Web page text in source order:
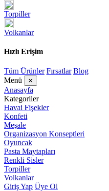
Torpiller
Volkanlar
Hızlı Erişim
Tüm Ürünler Fırsatlar Blog
Menü
✕
Anasayfa
Kategoriler
Havai Fişekler
Konfeti
Meşale
Organizasyon Konseptleri
Oyuncak
Pasta Maytapları
Renkli Sisler
Torpiller
Volkanlar
Giriş Yap Üye Ol